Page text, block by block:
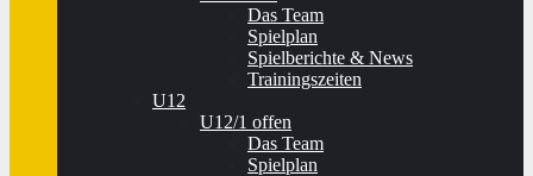
Das Team
Spielplan
Spielberichte & News
Trainingszeiten
U12
U12/1 offen
Das Team
Spielplan